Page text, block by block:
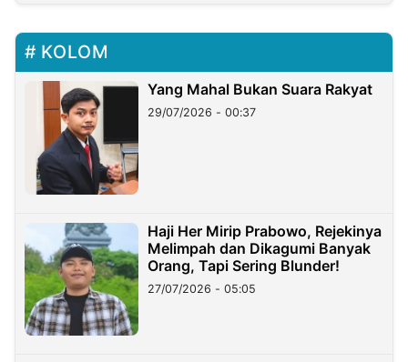
KOLOM
Yang Mahal Bukan Suara Rakyat
29/07/2026 - 00:37
Haji Her Mirip Prabowo, Rejekinya
Melimpah dan Dikagumi Banyak
Orang, Tapi Sering Blunder!
27/07/2026 - 05:05